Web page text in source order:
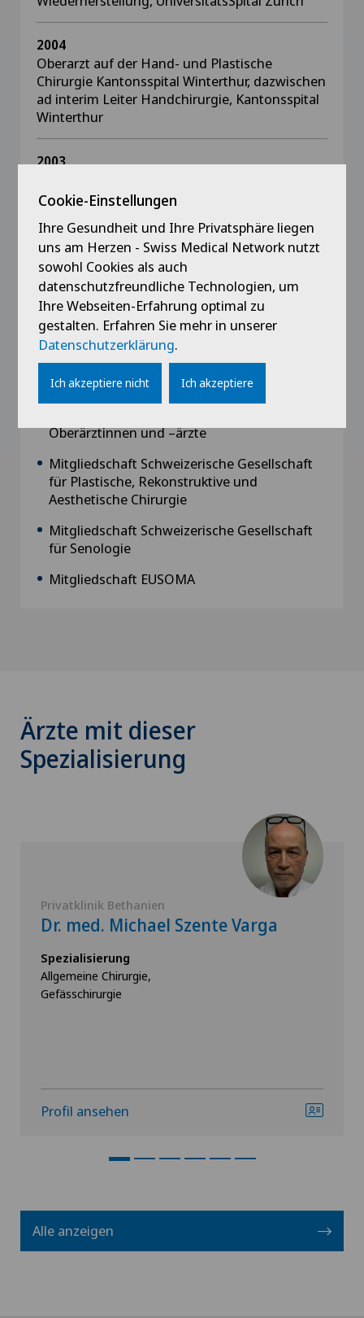
2004
Oberarzt auf der Hand- und Plastische
Chirurgie Kantonsspital Winterthur, dazwischen
ad interim Leiter Handchirurgie, Kantonsspital
Winterthur
2003
2001
Oberarzt - Stellvertreter Chirurgische Abteilung,
Kantonsspital Winterthur
Mitgliedschaften
Schweizerische Ärztegesellschaft, FMH
Oberärztinnen und –ärzte
Mitgliedschaft Schweizerische Gesellschaft
für Plastische, Rekonstruktive und
Aesthetische Chirurgie
Mitgliedschaft Schweizerische Gesellschaft
für Senologie
Mitgliedschaft EUSOMA
Ärzte mit dieser
Spezialisierung
Privatklinik Bethanien
Dr. med. Michael Szente Varga
Spezialisierung
Allgemeine Chirurgie,
Gefässchirurgie
Profil ansehen
Alle anzeigen
Cookie-Einstellungen
Ihre Gesundheit und Ihre Privatsphäre liegen
uns am Herzen - Swiss Medical Network nutzt
sowohl Cookies als auch
datenschutzfreundliche Technologien, um
Ihre Webseiten-Erfahrung optimal zu
gestalten. Erfahren Sie mehr in unserer
Datenschutzerklärung.
Ich akzeptiere nicht Ich akzeptiere